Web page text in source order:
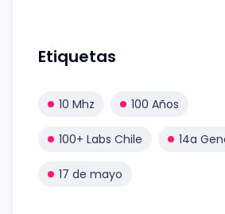
Etiquetas
10 Mhz 100 Años
100+ Labs Chile 14a
17 de mayo